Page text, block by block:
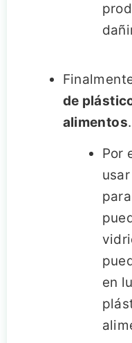
de
alimentos.
Por
en